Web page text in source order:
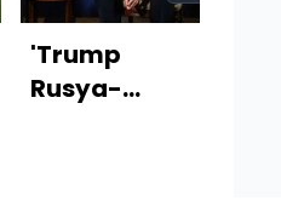
'Trump
Rusya-